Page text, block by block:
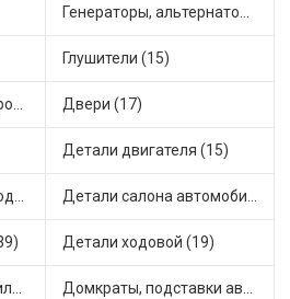
Генераторы, альтернаторы и комплектующие (48)
Глушители (15)
Головки блока цилиндров (2) Двери (17)
Детали двигателя (15)
Детали мостов и привода трансмиссии (58) Детали салона автомобиля (47)
Детали ходовой (19)
Дефлекторы автомобильные (4) Домкраты, подставки автомобильные (1)